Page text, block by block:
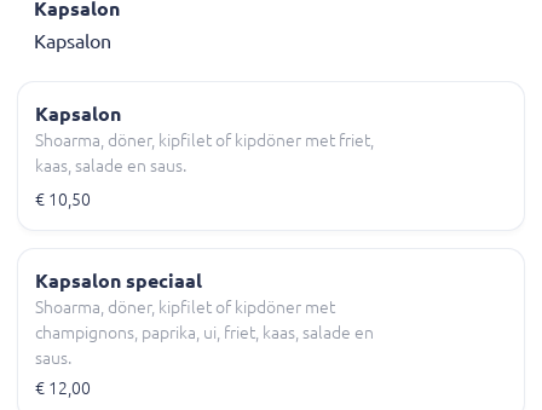
Kapsalon
Kapsalon
Kapsalon
Shoarma, döner, kipfilet of kipdöner met friet,
kaas, salade en saus.
€ 10,50
Kapsalon speciaal
Shoarma, döner, kipfilet of kipdöner met
champignons, paprika, ui, friet, kaas, salade en
saus.
€ 12,00